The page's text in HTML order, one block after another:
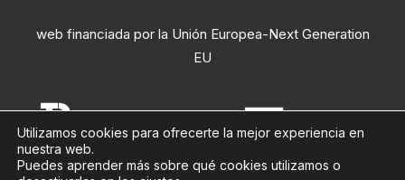
web financiada por la Unión Europea-Next Generation
EU
Utilizamos cookies para ofrecerte la mejor experiencia en
nuestra web.
Puedes aprender más sobre qué cookies utilizamos o